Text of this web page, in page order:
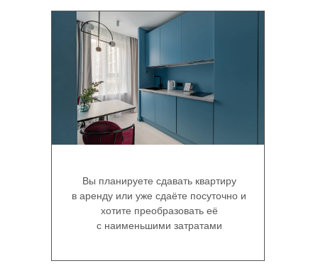
Вы планируете сдавать квартиру
в аренду или уже сдаёте посуточно и
хотите преобразовать её
с наименьшими затратами
АЛЕКСАНДРА
ПАНЬШИНА